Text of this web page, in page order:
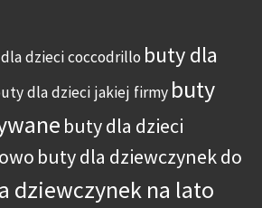
dzieci coccodrillo buty dla
dla dzieci jakiej firmy buty
buty dla dzieci
buty dla dziewczynek do
dziewczynek na lato